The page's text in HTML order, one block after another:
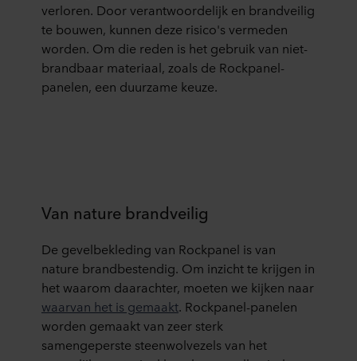
verloren. Door verantwoordelijk en brandveilig
te bouwen, kunnen deze risico's vermeden
worden. Om die reden is het gebruik van niet-
brandbaar materiaal, zoals de Rockpanel-
panelen, een duurzame keuze.
Van nature brandveilig
De gevelbekleding van Rockpanel is van
nature brandbestendig. Om inzicht te krijgen in
het waarom daarachter, moeten we kijken naar
waarvan het is gemaakt. Rockpanel-panelen
worden gemaakt van zeer sterk
samengeperste steenwolvezels van het